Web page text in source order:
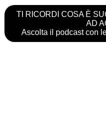
TI RICORDI COSA È
AD
Ascolta il podcast con